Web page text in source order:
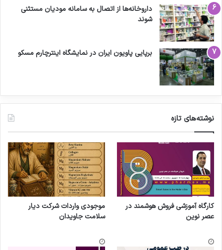
داروخانه‌ها از اتصال به سامانه مودیان مستثنی
شوند
برپایی پاویون ایران در نمایشگاه اینترچارم مسکو
نوشته‌های تازه
کارگاه آموزشی فروش هوشمند در
عصر نوین
موجودی واردات شرکت دیار
سلامت جاویدان